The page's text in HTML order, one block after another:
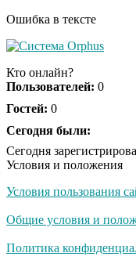
Ошибка в тексте
Кто онлайн?
Пользователей: 0
Гостей: 0
Сегодня были:
Сегодня
Условия и положения
Условия пользования
Общие условия и
Политика